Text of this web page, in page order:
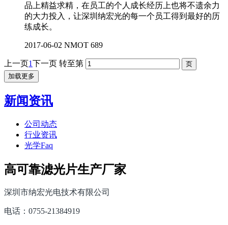
品上精益求精，在员工的个人成长经历上也将不遗余力
的大力投入，让深圳纳宏光的每一个员工得到最好的历
练成长。
2017-06-02 NMOT 689
上一页1下一页 转至第
加载更多
新闻资讯
公司动态
行业资讯
光学Faq
高可靠滤光片生产厂家
深圳市纳宏光电技术有限公司
电话：0755-21384919